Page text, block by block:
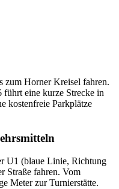
zum Horner Kreisel fahren.
führt eine kurze Strecke in
kostenfreie Parkplätze
U1 (blaue Linie, Richtung
Straße fahren. Vom
Meter zur Turnierstätte.